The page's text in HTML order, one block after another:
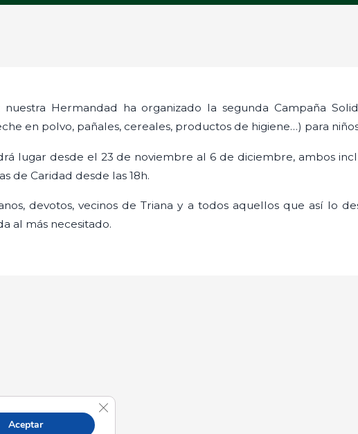
Hermandad ha organizado la segunda Campaña
en polvo, pañales, cereales, productos de higiene…) para
lugar desde el 23 de noviembre al 6 de diciembre, ambos
de Caridad desde las 18h.
devotos, vecinos de Triana y a todos aquellos que así lo
al más necesitado.
Aceptar
Cerrar el banner de cookies RGPD